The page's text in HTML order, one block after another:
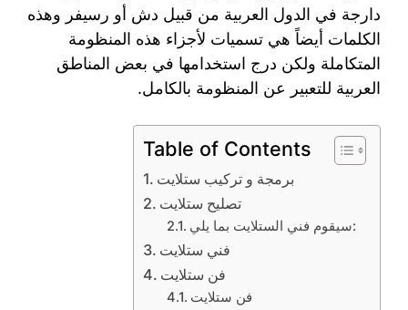
دارجة في الدول العربية من قبيل دش أو رسيفر وهذه
الكلمات أيضاً هي تسميات لأجزاء هذه المنظومة
المتكاملة ولكن درج استخدامها في بعض المناطق
العربية للتعبير عن المنظومة بالكامل.
Table of Contents
برمجة و تركيب ستلايت
تصليح ستلايت
سيقوم فني الستلايت بما يلي:
فني ستلايت
فن ستلايت
فن ستلايت